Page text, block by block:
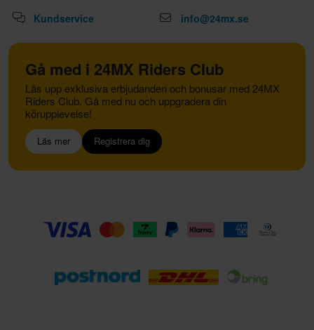
Kundservice info@24mx.se
Gå med i 24MX Riders Club
Lås upp exklusiva erbjudanden och bonusar med 24MX
Riders Club. Gå med nu och uppgradera din
körupplevelse!
Läs mer Registrera dig